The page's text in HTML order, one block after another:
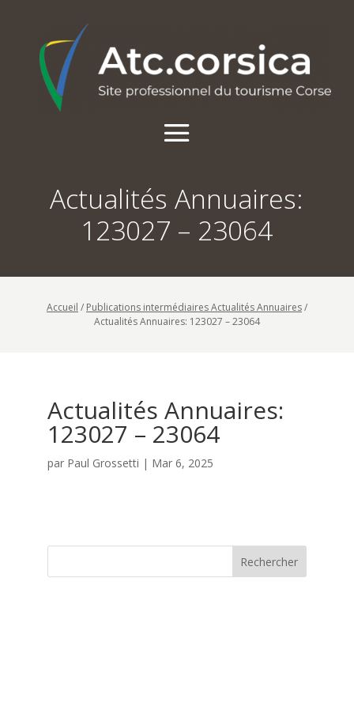
Actualités Annuaires:
123027 – 23064
Accueil / Publications intermédiaires Actualités Annuaires/
Actualités Annuaires: 123027 – 23064
Actualités Annuaires:
123027 – 23064
par Paul Grossetti | Mar 6, 2025
Rechercher